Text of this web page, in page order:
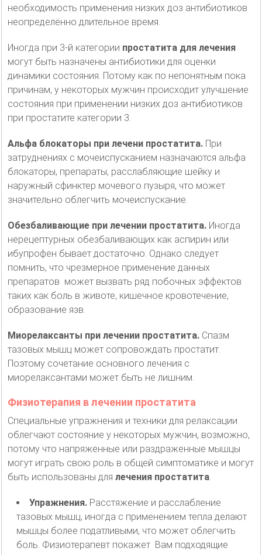
необходимость применения низких доз антибиотиков
неопределённо длительное время.
Иногда при 3-й категории простатита для лечения
могут быть назначены антибиотики для оценки
динамики состояния. Потому как по непонятным пока
причинам, у некоторых мужчин происходит улучшение
состояния при применении низких доз антибиотиков
при простатите категории 3.
Альфа блокаторы при лечени простатита. При
затруднениях с мочеиспусканием назначаются альфа
блокаторы, препараты, расслабляющие шейку и
наружный сфинктер мочевого пузыря, что может
значительно облегчить мочеиспускание.
Обезбаливающие при лечении простатита. Иногда
нерецептурных обезбаливающих как аспирин или
ибупрофен бывает достаточно. Однако следует
помнить, что чрезмерное применение данных
препаратов может вызвать ряд побочных эффектов
таких как боль в животе, кишечное кровотечение,
образование язв.
Миорелаксанты при лечении простатита. Спазм
тазовых мышц может сопровождать простатит.
Поэтому сочетание основного лечения с
миорелаксантами может быть не лишним.
Физиотерапия в лечении простатита
Специальные упражнения и техники для релаксации
облегчают состояние у некоторых мужчин, возможно,
потому что напряженные или раздраженные мышцы
могут играть свою роль в общей симптоматике и могут
быть использованы для лечения простатита
Упражнения. Расстяжение и расслабление
тазовых мышц, иногда с применением тепла делают
мышцы более податливыми, что может облегчить
боль. Физиотерапевт покажет Вам подходящие